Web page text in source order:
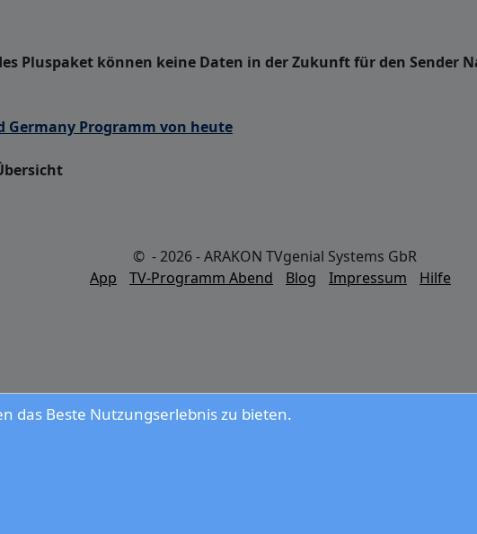
das Beste Nutzungserlebnis zu bieten.
Pluspaket können keine Daten in der Zukunft für den Sender
Germany Programm von heute
© - 2026 - ARAKON TVgenial Systems GbR
App
TV-Programm Abend Blog Impressum Hilfe